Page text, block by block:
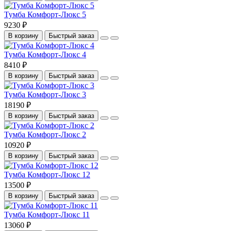
Тумба Комфорт-Люкс 5
9230 ₽
В корзину Быстрый заказ
Тумба Комфорт-Люкс 4
8410 ₽
В корзину Быстрый заказ
Тумба Комфорт-Люкс 3
18190 ₽
В корзину Быстрый заказ
Тумба Комфорт-Люкс 2
10920 ₽
В корзину Быстрый заказ
Тумба Комфорт-Люкс 12
13500 ₽
В корзину Быстрый заказ
Тумба Комфорт-Люкс 11
13060 ₽